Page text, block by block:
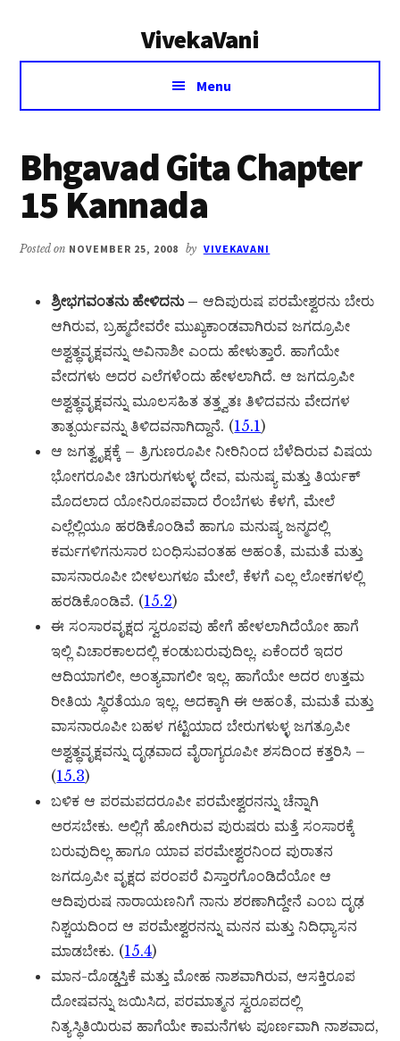
VivekaVani
Voice
Vivekananda
Menu
Bhgavad Gita Chapter
15 Kannada
Posted on NOVEMBER 25, 2008 by VIVEKAVANI
ಶ್ರೀಭಗವಂತನು ಹೇಳಿದನು – ಆದಿಪುರುಷ ಪರಮೇಶ್ವರನು ಬೇರು
ಆಗಿರುವ, ಬ್ರಹ್ಮದೇವರೇ ಮುಖ್ಯಕಾಂಡವಾಗಿರುವ ಜಗದ್ರೂಪೀ
ಅಶ್ವತ್ಥವೃಕ್ಷವನ್ನು ಅವಿನಾಶೀ ಎಂದು ಹೇಳುತ್ತಾರೆ. ಹಾಗೆಯೇ
ವೇದಗಳು ಅದರ ಎಲೆಗಳೆಂದು ಹೇಳಲಾಗಿದೆ. ಆ ಜಗದ್ರೂಪೀ
ಅಶ್ವತ್ಥವೃಕ್ಷವನ್ನು ಮೂಲಸಹಿತ ತತ್ತ್ವತಃ ತಿಳಿದವನು ವೇದಗಳ
ತಾತ್ಪರ್ಯವನ್ನು ತಿಳಿದವನಾಗಿದ್ದಾನೆ. (15.1)
ಆ ಜಗತ್ವೃಕ್ಷಕ್ಕೆ – ತ್ರಿಗುಣರೂಪೀ ನೀರಿನಿಂದ ಬೆಳೆದಿರುವ ವಿಷಯ
ಭೋಗರೂಪೀ ಚಿಗುರುಗಳುಳ್ಳ ದೇವ, ಮನುಷ್ಯ ಮತ್ತು ತಿರ್ಯಕ್
ಮೊದಲಾದ ಯೋನಿರೂಪವಾದ ರೆಂಬೆಗಳು ಕೆಳಗೆ, ಮೇಲೆ
ಎಲ್ಲೆಲ್ಲಿಯೂ ಹರಡಿಕೊಂಡಿವೆ ಹಾಗೂ ಮನುಷ್ಯ ಜನ್ಮದಲ್ಲಿ
ಕರ್ಮಗಳಿಗನುಸಾರ ಬಂಧಿಸುವಂತಹ ಅಹಂತೆ, ಮಮತೆ ಮತ್ತು
ವಾಸನಾರೂಪೀ ಬೀಳಲುಗಳೂ ಮೇಲೆ, ಕೆಳಗೆ ಎಲ್ಲ ಲೋಕಗಳಲ್ಲಿ
ಹರಡಿಕೊಂಡಿವೆ. (15.2)
ಈ ಸಂಸಾರವೃಕ್ಷದ ಸ್ವರೂಪವು ಹೇಗೆ ಹೇಳಲಾಗಿದೆಯೋ ಹಾಗೆ
ಇಲ್ಲಿ ವಿಚಾರಕಾಲದಲ್ಲಿ ಕಂಡುಬರುವುದಿಲ್ಲ. ಏಕೆಂದರೆ ಇದರ
ಆದಿಯಾಗಲೀ, ಅಂತ್ಯವಾಗಲೀ ಇಲ್ಲ. ಹಾಗೆಯೇ ಅದರ ಉತ್ತಮ
ರೀತಿಯ ಸ್ಥಿರತೆಯೂ ಇಲ್ಲ. ಅದಕ್ಕಾಗಿ ಈ ಅಹಂತೆ, ಮಮತೆ ಮತ್ತು
ವಾಸನಾರೂಪೀ ಬಹಳ ಗಟ್ಟಿಯಾದ ಬೇರುಗಳುಳ್ಳ ಜಗತ್ರೂಪೀ
ಅಶ್ವತ್ಥವೃಕ್ಷವನ್ನು ದೃಢವಾದ ವೈರಾಗ್ಯರೂಪೀ ಶಸದಿಂದ ಕತ್ತರಿಸಿ –
(15.3)
ಬಳಿಕ ಆ ಪರಮಪದರೂಪೀ ಪರಮೇಶ್ವರನನ್ನು ಚೆನ್ನಾಗಿ
ಅರಸಬೇಕು. ಅಲ್ಲಿಗೆ ಹೋಗಿರುವ ಪುರುಷರು ಮತ್ತೆ ಸಂಸಾರಕ್ಕೆ
ಬರುವುದಿಲ್ಲ ಹಾಗೂ ಯಾವ ಪರಮೇಶ್ವರನಿಂದ ಪುರಾತನ
ಜಗದ್ರೂಪೀ ವೃಕ್ಷದ ಪರಂಪರೆ ವಿಸ್ತಾರಗೊಂಡಿದೆಯೋ ಆ
ಆದಿಪುರುಷ ನಾರಾಯಣನಿಗೆ ನಾನು ಶರಣಾಗಿದ್ದೇನೆ ಎಂಬ ದೃಢ
ನಿಶ್ಚಯದಿಂದ ಆ ಪರಮೇಶ್ವರನನ್ನು ಮನನ ಮತ್ತು ನಿದಿಧ್ಯಾಸನ
ಮಾಡಬೇಕು. (15.4)
ಮಾನ-ದೊಡ್ಡಸ್ತಿಕೆ ಮತ್ತು ಮೋಹ ನಾಶವಾಗಿರುವ, ಆಸಕ್ತಿರೂಪ
ದೋಷವನ್ನು ಜಯಿಸಿದ, ಪರಮಾತ್ಮನ ಸ್ವರೂಪದಲ್ಲಿ
ನಿತ್ಯಸ್ಥಿತಿಯಿರುವ ಹಾಗೆಯೇ ಕಾಮನೆಗಳು ಪೂರ್ಣವಾಗಿ ನಾಶವಾದ,